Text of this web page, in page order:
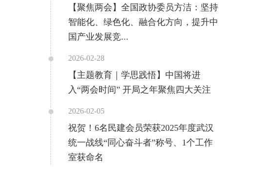
【聚焦两会】全国政协委员方洁：坚持
智能化、绿色化、融合化方向，提升中
国产业发展竞...
2026-02-28
【主题教育｜学思践悟】中国将进
入“两会时间” 开局之年聚焦四大关注
2026-02-05
祝贺！6名民建会员荣获2025年度武汉
统一战线“同心奋斗者”称号、1个工作
室获命名